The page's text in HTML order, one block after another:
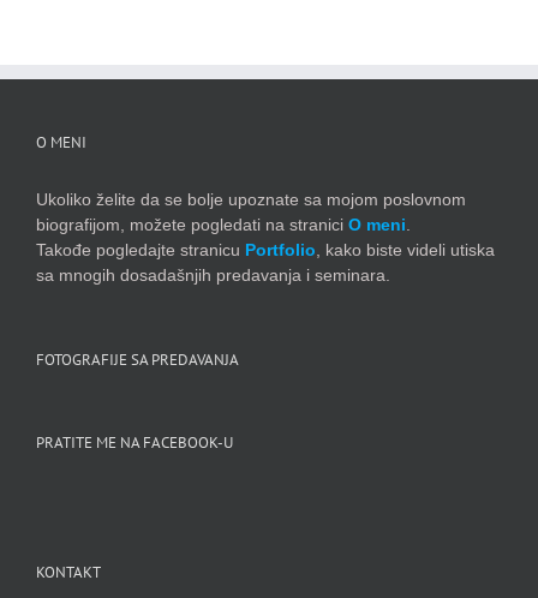
O MENI
Ukoliko želite da se bolje upoznate sa mojom poslovnom
biografijom, možete pogledati na stranici O meni
Takođe pogledajte stranicu Portfolio , kako biste videli utiska
sa mnogih dosadašnjih predavanja i seminara.
FOTOGRAFIJE SA PREDAVANJA
PRATITE ME NA FACEBOOK-U
KONTAKT